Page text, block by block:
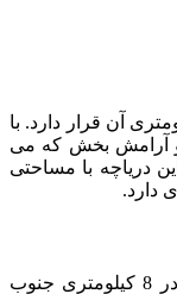
در نزدیکی شهر نور و در 8 کیلومتری آن قرار دارد. با
و آرامش بخش که می
دریاچه با مساحتی
این پارک جنگلی با وسعتی حدود 150 هکتار در 8 کیلومتری جنوب